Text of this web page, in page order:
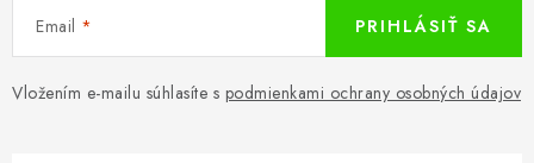
Email
Vložením e-mailu súhlasíte s podmienkami ochrany osobných údajov
PRIHLÁSIŤ SA